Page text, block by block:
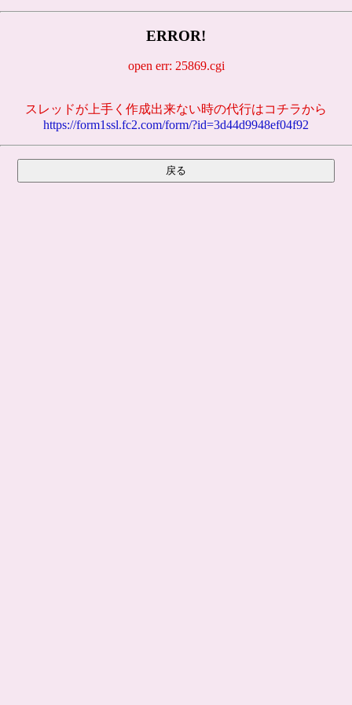
ERROR!
open err: 25869.cgi
スレッドが上手く作成出来ない時の代行はコチラから
https://form1ssl.fc2.com/form/?id=3d44d9948ef04f92